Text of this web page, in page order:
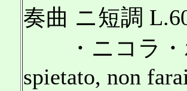
奏曲 ニ短調
・ニコラ・
spietato, non